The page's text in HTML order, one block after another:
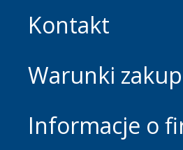
Kontakt
Warunki
Informacje o